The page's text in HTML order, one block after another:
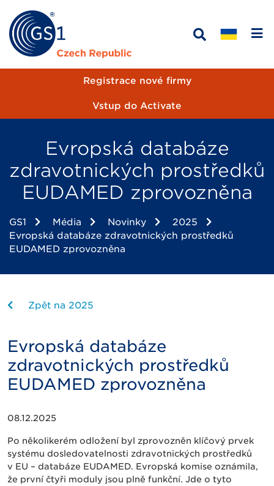
Registrace nové firmy
Vstup do Activate
Evropská databáze
zdravotnických prostředků
EUDAMED zprovozněna
GS1 Média Novinky
2025
Evropská databáze zdravotnických prostředků
EUDAMED zprovozněna
Zpět na 2025
Evropská databáze
zdravotnických prostředků
EUDAMED zprovozněna
08.12.2025
Po několikerém odložení byl zprovozněn klíčový prvek
systému dosledovatelnosti zdravotnických prostředků
v EU – databáze EUDAMED. Evropská komise oznámila,
že první čtyři moduly jsou plně funkční. Jde o tyto